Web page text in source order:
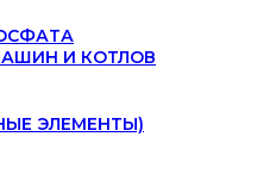
И КОТЛОВ
ЭЛЕМЕНТЫ)